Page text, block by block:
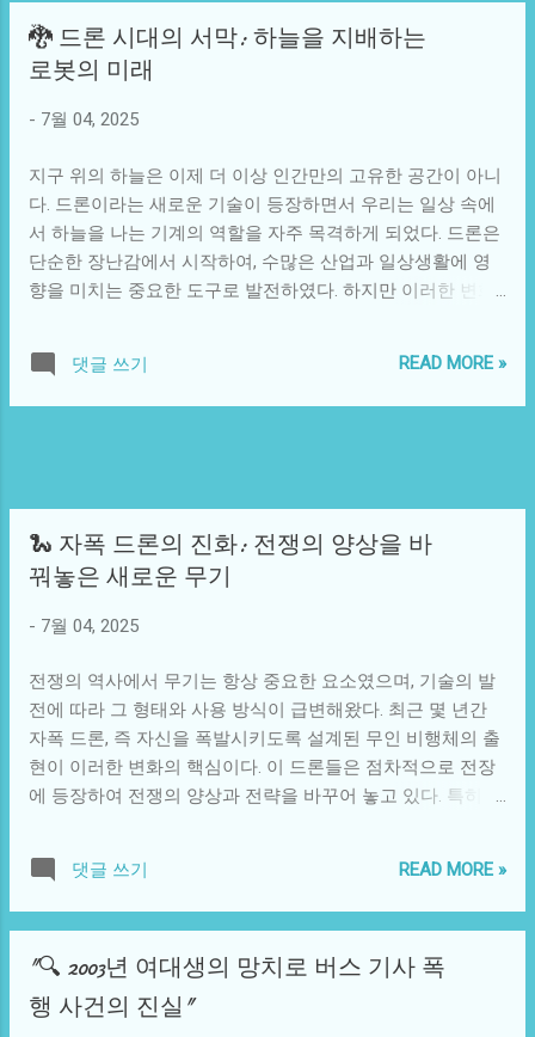
캐릭터는 자신이 고라니 상이라는 사실에 불만을 품은 채, 자
아 정체성을 찾기 위해 노력하고 있다. 고라니와 고양이라는
소한 사건들을 재미있게 풀어내며 많은 팬들에게 사랑받고
를 고양이 버튜버로서의 정체성에서 조금 벗어나게 만든다는
것이다. 그의 채널은 단순한 게임 방송이 아닌, 소통과 공감을
중시하는 공간으로 자리 잡았다. 그는 팬들과의 소통을 위해
다양한 실시간 방송을 진행하며, 자신의 고양이로서의 시각
과 경험을 바탕으로 다양한 주제를 다룬다. 이 과정에서 그는
한 시각을 제시하기도 한다. 때론 과장된 유머와 함께 고양이
비 ...
🐉 드론 시대의 서막: 하늘을 지배하는
로봇의 미래
- 7월 04, 2025
지구 위의 하늘은 이제 더 이상 인간만의 고유한 공간이 아니
다. 드론이라는 새로운 기술이 등장하면서 우리는 일상 속에
서 하늘을 나는 기계의 역할을 자주 목격하게 되었다. 드론은
단순한 장난감에서 시작하여, 수많은 산업과 일상생활에 영
향을 미치는 중요한 도구로 발전하였다. 하지만 이러한 변화
며, 우리에게 새로운 질문을 던진다. 이 이야기에서는 드론의
현재와 미래, 그리고 그로 인해 나타나는 논쟁들을 탐구해보
특히 아마존과 같은 글로벌 기업들은 드론을 활용한 배송 서
비스를 연구하고 있으며, 이는 시간과 비용을 대폭 절감할 수
화 촬영, 이벤트 중계 등 다양한 창작 활동이 활성화되면서,
드론이 하늘을 지배하는 시대가 도래하면서 발생하는 여러
도전이 있다. 가장 두드러진 문제는 프라이버시와 관련된 이
슈다. 드론이 개인의 사생활을 침해할 수 있는 위험이 커지면
서, 각국 정부와 기업들은 이와 관련된 법규와 윤리를 고민해
야 하는 상황에 직면해 있다. 특히 드론이 촬영하는 의도치 않
있다. 이 때문에 드론의 운용과 관련하여 엄격한 규제가 필요
로 부각되고 있으며, 이에 따른 전문 교육과 훈련이 새로운 필
요로 대두되고 있다. 반면 전통적인 배달원이나 수송 산업 종
댓글 쓰기 READ MORE »
🐍 자폭 드론의 진화: 전쟁의 양상을 바
꿔놓은 새로운 무기
- 7월 04, 2025
전쟁의 역사에서 무기는 항상 중요한 요소였으며, 기술의 발
전에 따라 그 형태와 사용 방식이 급변해왔다. 최근 몇 년간
자폭 드론, 즉 자신을 폭발시키도록 설계된 무인 비행체의 출
현이 이러한 변화의 핵심이다. 이 드론들은 점차적으로 전장
에 등장하여 전쟁의 양상과 전략을 바꾸어 놓고 있다. 특히 우
을 깨고 새로운 전투 개념을 제시하고 있다. 자폭 드론의 개념
은 단순히 적의 군사적 자산을 파괴하는 것을 넘어선다. 이 드
론들은 비용 효율성, 정확성, 기동성을 바탕으로 전쟁에서 새
운 조작 덕분에, 적의 방어망을 쉽게 뚫고 들어갈 수 있으며,
이로 인해 전쟁의 양상이 많이 달라질 수 있다. 예를 들어, 우
크라이나의 자폭 드론 사용 사례는 이러한 기술이 전술적으
댓글 쓰기 READ MORE »
"🔍 2003년 여대생의 망치로 버스 기사 폭
행 사건의 진실"